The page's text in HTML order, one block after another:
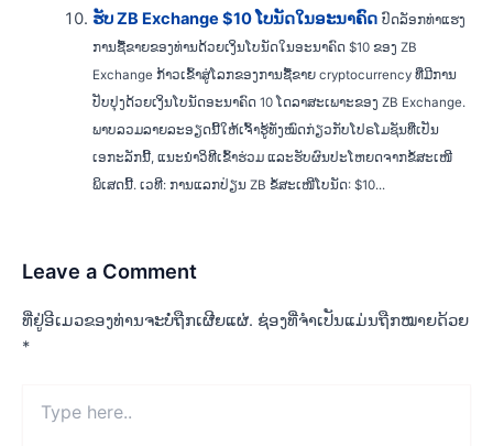
ຮັບ ZB Exchange $10 ໂບນັດໃນອະນາຄົດ ປົດລັອກທ່າແຮງ
ການຊື້ຂາຍຂອງທ່ານດ້ວຍເງິນໂບນັດໃນອະນາຄົດ $10 ຂອງ ZB
Exchange ກ້າວເຂົ້າສູ່ໂລກຂອງການຊື້ຂາຍ cryptocurrency ທີ່ມີການ
ປັບປຸງດ້ວຍເງິນໂບນັດອະນາຄົດ 10 ໂດລາສະເພາະຂອງ ZB Exchange.
ພາບລວມລາຍລະອຽດນີ້ໃຫ້ເຈົ້າຮູ້ທັງໝົດກ່ຽວກັບໂປຣໂມຊັນທີ່ເປັນ
ເອກະລັກນີ້, ແນະນຳວິທີເຂົ້າຮ່ວມ ແລະຮັບຜົນປະໂຫຍດຈາກຂໍ້ສະເໜີ
ພິເສດນີ້. ເວທີ: ການແລກປ່ຽນ ZB ຂໍ້ສະເໜີໂບນັດ: $10...
Leave a Comment
ທີ່ຢູ່ອີເມວຂອງທ່ານຈະບໍ່ຖືກເຜີຍແຜ່. ຊ່ອງທີ່ຈຳເປັນແມ່ນຖືກໝາຍດ້ວຍ
*
here..